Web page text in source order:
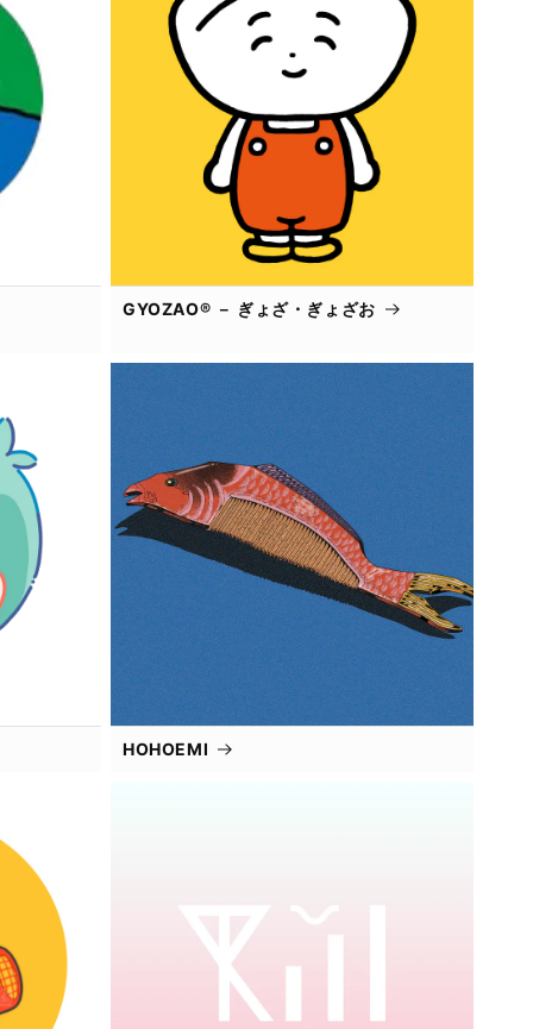
GYOZAO® － ぎょざ・ぎょざお
HOHOEMI